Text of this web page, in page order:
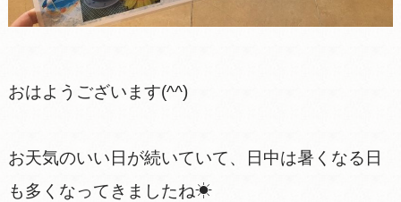
おはようございます(^^)
お天気のいい日が続いていて、日中は暑くなる日
も多くなってきましたね☀